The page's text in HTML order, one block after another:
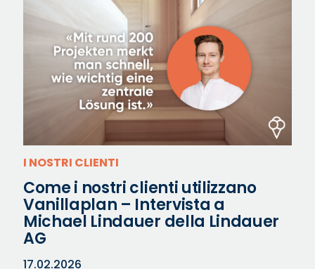
I NOSTRI CLIENTI
Come i nostri clienti utilizzano
Vanillaplan – Intervista a
Michael Lindauer della Lindauer
AG
17.02.2026